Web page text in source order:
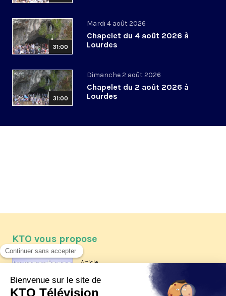
31:00
Mardi 4 août 2026
Chapelet du 4 août 2026 à
Lourdes
31:00
Dimanche 2 août 2026
Chapelet du 2 août 2026 à
Lourdes
KTO vous propose
Article
Les reportages d'été 2026 de KTO